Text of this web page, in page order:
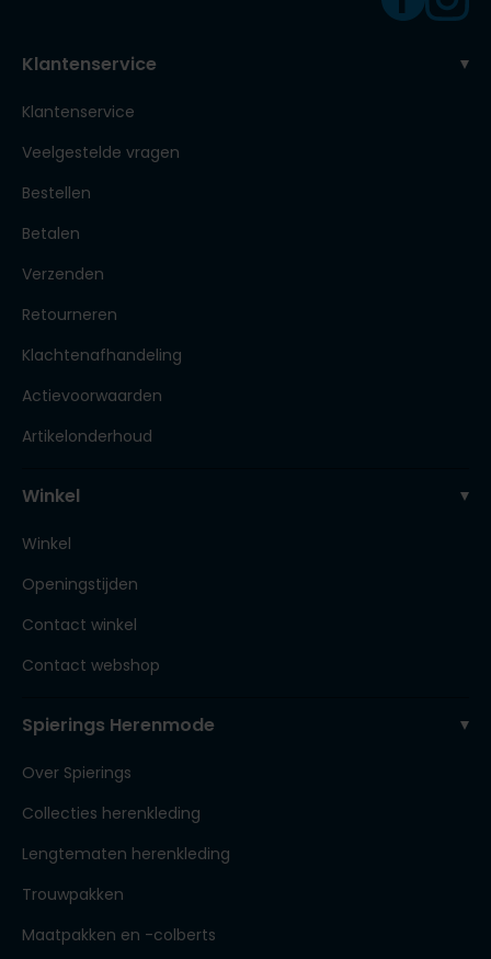
Klantenservice
Klantenservice
Veelgestelde vragen
Bestellen
Betalen
Verzenden
Retourneren
Klachtenafhandeling
Actievoorwaarden
Artikelonderhoud
Winkel
Winkel
Openingstijden
Contact winkel
Contact webshop
Spierings Herenmode
Over Spierings
Collecties herenkleding
Lengtematen herenkleding
Trouwpakken
Maatpakken en -colberts